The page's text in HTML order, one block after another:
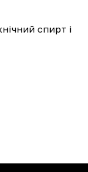
спирт і